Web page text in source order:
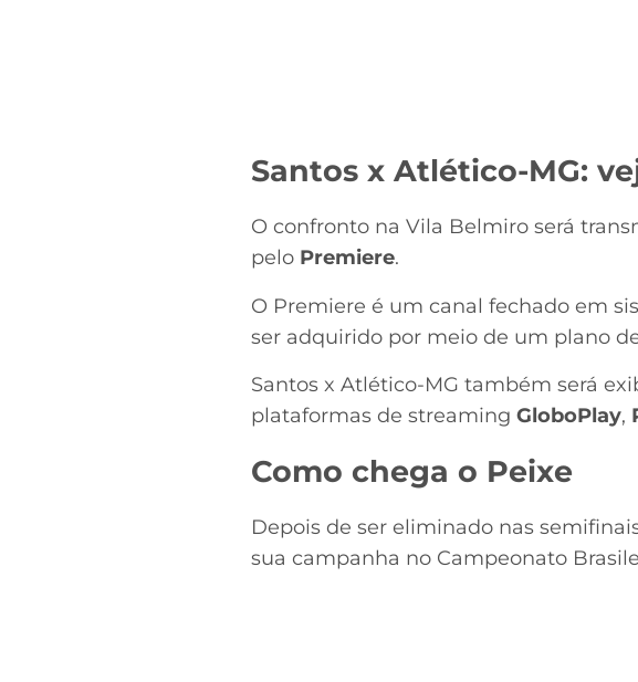
Santos x Atlético-MG:
O confronto na Vila Belmiro será
pelo Premiere.
O Premiere é um canal fechado em
ser adquirido por meio de um plano
Santos x Atlético-MG também será
plataformas de streaming GloboPlay,
Como chega o Peixe
Depois de ser eliminado nas
sua campanha no Campeonato